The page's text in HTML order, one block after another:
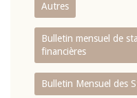
Autres
Bulletin mensuel de
financières
Bulletin Mensuel des